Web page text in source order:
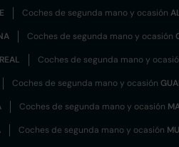
Coches de segunda mano y ocasión
Coches de segunda mano y ocasión
Coches de segunda mano y
Coches de segunda mano y ocasión
Coches de segunda mano y ocasión
Coches de segunda mano y ocasión